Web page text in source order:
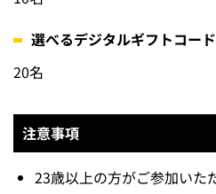
選べるデジタルギフトコー
20名
注意事項
23歳以上の方がご参加いた